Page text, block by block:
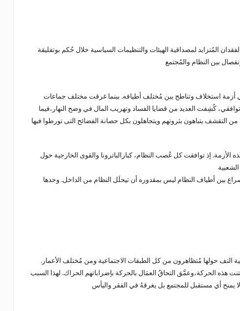
المُتزايد لمصداقية الهيئات والتنظيمات السياسية خلال حُكم بوتفليقة
خلال 20 عاماً أغرق النظام في أزمة استخلاف وتناطح بين مُختلف أطيافه. بينما غرقت مختلف جماعات
كُشِفت العديد من قضايا الفساد وتهريب المال في وضح النهار،فيما
إذ توافقت كل عُصب النظام، كبارالباترونا والقوى الخارجية حول
بين أطياف النظام ليس بمقدوره أن تيحلَل النظام من الداخل. وحدها
التف حولها مُتظاهرون من كل الطبقات الاجتماعية ومن مُختلف الأعمار.
هذه الحركة،وعمَّق التحاقُ العمَال بالحركة بإضراباتهم الحراك. لهذا السبب